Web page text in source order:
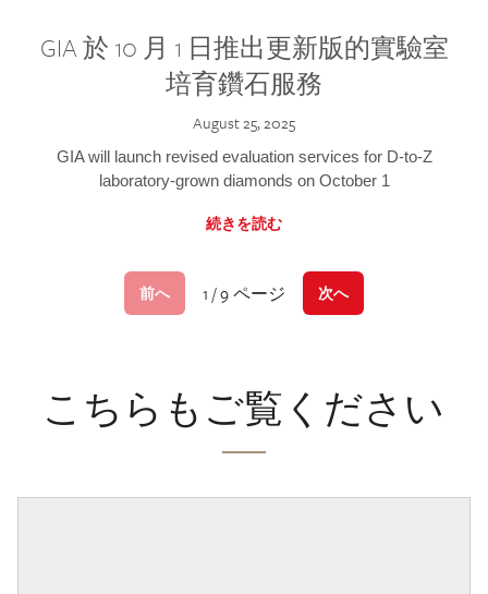
GIA 於 10 月 1 日推出更新版的實驗室
培育鑽石服務
August 25, 2025
GIA will launch revised evaluation services for D-to-Z
laboratory-grown diamonds on October 1
続きを読む
前へ 1 / 9 ページ 次へ
こちらもご覧ください